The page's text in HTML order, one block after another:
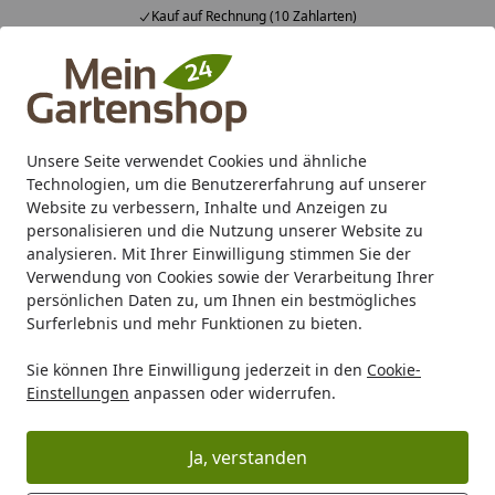
Unsere Seite verwendet Cookies und ähnliche
Technologien, um die Benutzererfahrung auf unserer
Website zu verbessern, Inhalte und Anzeigen zu
personalisieren und die Nutzung unserer Website zu
analysieren. Mit Ihrer Einwilligung stimmen Sie der
Verwendung von Cookies sowie der Verarbeitung Ihrer
persönlichen Daten zu, um Ihnen ein bestmögliches
Surferlebnis und mehr Funktionen zu bieten.
Sie können Ihre Einwilligung jederzeit in den Cookie-
Einstellungen anpassen oder widerrufen.
Ja, verstanden
Kauf auf Rechnung (10 Zahlarten)
Alle Produkte
Mein Konto
Suchen
Karibu Pools inkl. gratis Sandfilteranlage & Pool-
Starterset (Gesamtwert bis 468,99€)
Startseite
Marken Compo COMPO Ameisen-Blocker 250 g